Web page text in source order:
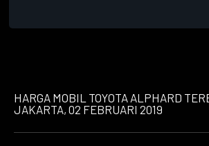
HARGA MOBIL TOYOTA ALPHARD
JAKARTA, 02 FEBRUARI 2019